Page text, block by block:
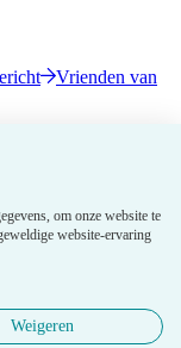
om onze website te
website-ervaring
Weigeren
Vrienden van